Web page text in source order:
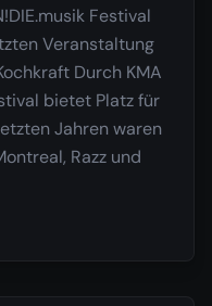
Festival
Veranstaltung
Durch KMA
bietet Platz für
Jahren waren
Razz und